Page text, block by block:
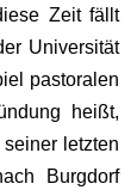
Zeit fällt
Universität
pastoralen
heißt,
letzten
Burgdorf